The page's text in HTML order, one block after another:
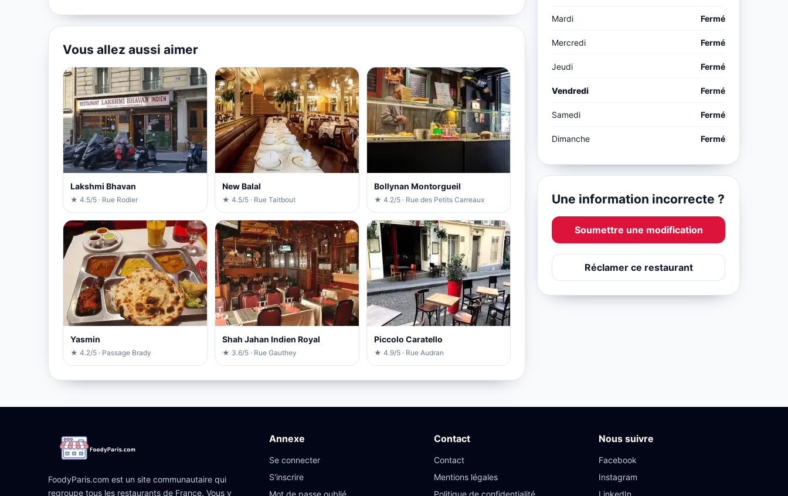
Vous allez aussi aimer
Lakshmi Bhavan
★ 4.5/5 · Rue Rodier
New Balal
★ 4.5/5 · Rue Taitbout
Bollynan Montorgueil
★ 4.2/5 · Rue des Petits Carreaux
Yasmin
★ 4.2/5 · Passage Brady
Shah Jahan Indien Royal
★ 3.6/5 · Rue Gauthey
Piccolo Caratello
★ 4.9/5 · Rue Audran
Mardi Fermé
Mercredi Fermé
Jeudi Fermé
Vendredi Fermé
Samedi Fermé
Dimanche Fermé
Une information incorrecte ?
Soumettre une modification
Réclamer ce restaurant
FoodyParis.com est un site communautaire qui
regroupe tous les restaurants de France. Vous y
Annexe
Se connecter
S'inscrire
Mot de passe oublié
Contact
Contact
Mentions légales
Politique de confidentialité
Nous suivre
Facebook
Instagram
LinkedIn